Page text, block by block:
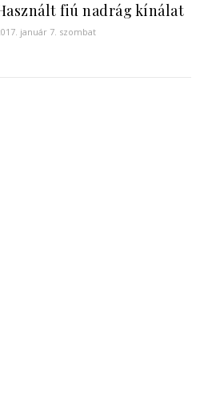
fiú nadrág kínálat
január 7. szombat